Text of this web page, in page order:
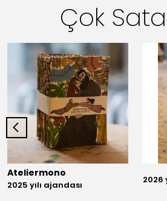
Çok
Ateliermono
2025 yılı ajandası 2026